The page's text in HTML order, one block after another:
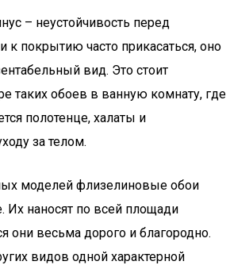
– неустойчивость перед
к покрытию часто прикасаться, оно
вид. Это стоит
таких обоев в ванную комнату, где
полотенце, халаты и
за телом.
моделей флизелиновые обои
Их наносят по всей площади
они весьма дорого и благородно.
видов одной характерной